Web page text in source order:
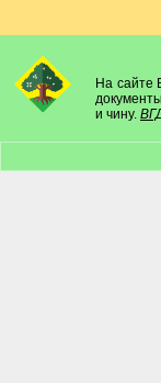
На сайте
и чину.